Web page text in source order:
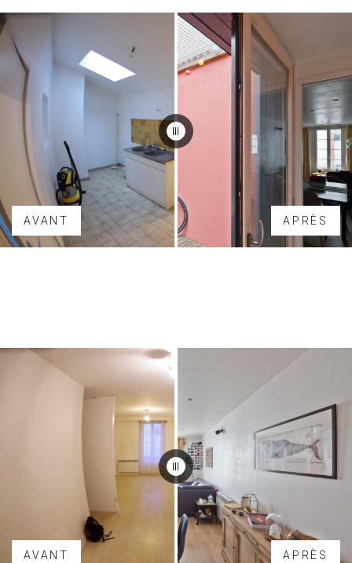
AVANT APRÈS
AVANT APRÈS